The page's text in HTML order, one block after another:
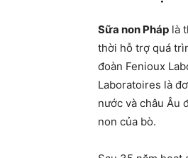
Sữa non Pháp là
thời hỗ trợ quá
đoàn Fenioux
Laboratoires là
nước và châu Âu
non của bò.